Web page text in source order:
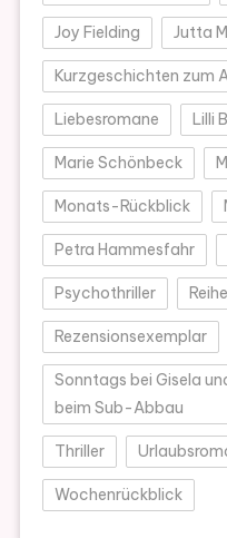
Joy Fielding Jutta
Kurzgeschichten zum
Liebesromane Lilli
Marie Schönbeck
Monats-Rückblick
Petra Hammesfahr
Psychothriller Reihe
Rezensionsexemplar
Sonntags bei Gisela
beim Sub-Abbau
Thriller
Wochenrückblick